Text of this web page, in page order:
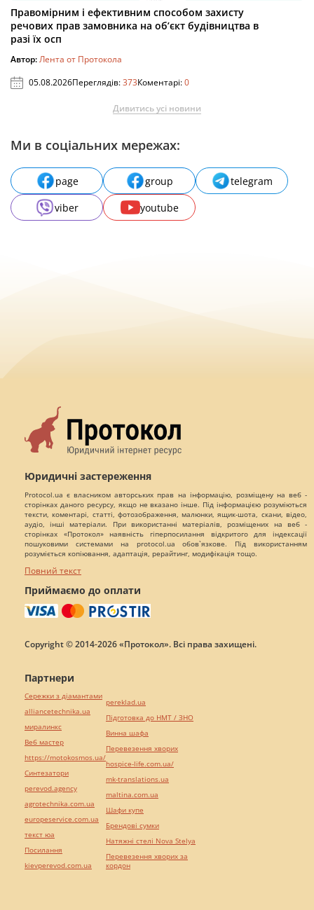
Правомірним і ефективним способом захисту
речових прав замовника на об’єкт будівництва в
разі їх осп
Автор:Лента от Протокола
05.08.2026Переглядів:373Коментарі:0
Дивитись усі новини
Ми в соціальних мережах:
page group
telegram
viber
youtube
Юридичні застереження
Protocol.ua є власником авторських прав на інформацію, розміщену на веб -
сторінках даного ресурсу, якщо не вказано інше. Під інформацією розуміються
тексти, коментарі, статті, фотозображення, малюнки, ящик-шота, скани, відео,
аудіо, інші матеріали. При використанні матеріалів, розміщених на веб -
сторінках «Протокол» наявність гіперпосилання відкритого для індексації
пошуковими системами на protocol.ua обов`язкове. Під використанням
розуміється копіювання, адаптація, рерайтинг, модифікація тощо.
Повний текст
Приймаємо до оплати
Copyright © 2014-2026 «Протокол». Всі права захищені.
Партнери
Сережки з діамантами
alliancetechnika.ua
миралинкс
Веб мастер
https://motokosmos.ua/
Синтезатори
perevod.agency
agrotechnika.com.ua
europeservice.com.ua
текст юа
Посилання
kievperevod.com.ua
pereklad.ua
Підготовка до НМТ / ЗНО
Винна шафа
Перевезення хворих
hospice-life.com.ua/
mk-translations.ua
maltina.com.ua
Шафи купе
Брендові сумки
Натяжні стелі Nova Stelya
Перевезення хворих за
кордон